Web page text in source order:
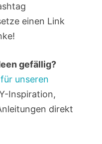
einen Link
gefällig?
unseren
Inspiration,
direkt